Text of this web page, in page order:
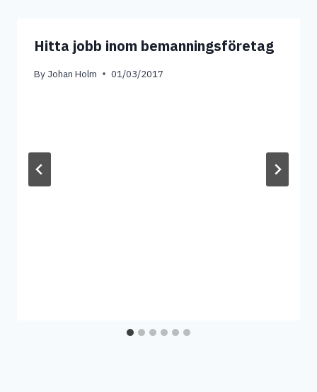
Hitta jobb inom bemanningsföretag
ByJohan Holm 01/03/2017